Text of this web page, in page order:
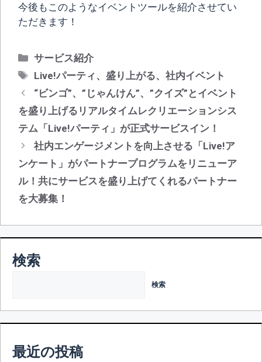
今後もこのようなイベントツールを紹介させてい
ただきます！
カ
テ
リ
ー
サービス紹介
タ
グ
Live!パーティ、盛り上がる、社内イベント
投
稿
ナ
ビ
ゲ
ー
シ
ョ
ン
“ビンゴ”、”じゃんけん”、”クイズ”とイベント
を盛り上げるリアルタイムレクリエーションシス
テム「Live!パーティ」が正式サービスイン！
社内エンゲージメントを向上させる「Live!ア
ンケート」がパートナープログラムをリニューア
ル！共にサービスを盛り上げてくれるパートナー
を大募集！
検索
検索
最近の投稿